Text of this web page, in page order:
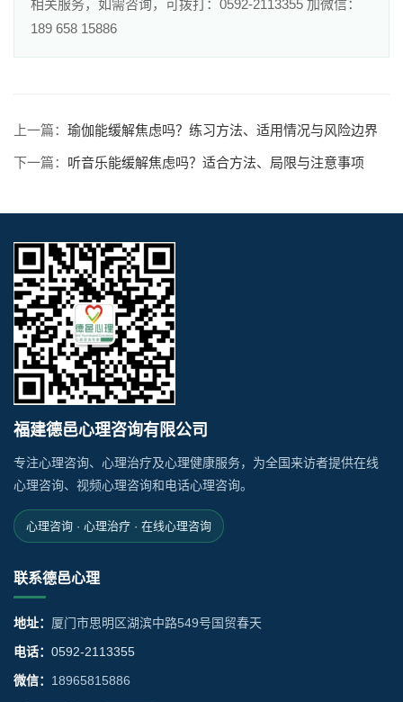
相关服务，如需咨询，可拨打：0592-2113355 加微信：
189 658 15886
上一篇： 瑜伽能缓解焦虑吗？练习方法、适用情况与风险边界
下一篇： 听音乐能缓解焦虑吗？适合方法、局限与注意事项
福建德邑心理咨询有限公司
专注心理咨询、心理治疗及心理健康服务，为全国来访者提供在线
心理咨询、视频心理咨询和电话心理咨询。
心理咨询 · 心理治疗 · 在线心理咨询
联系德邑心理
地址： 厦门市思明区湖滨中路549号国贸春天
电话： 0592-2113355
微信： 18965815886